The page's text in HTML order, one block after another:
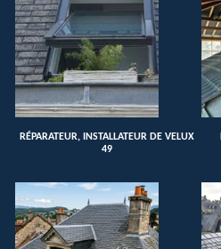
RÉPARATEUR, INSTALLATEUR DE VELUX
49